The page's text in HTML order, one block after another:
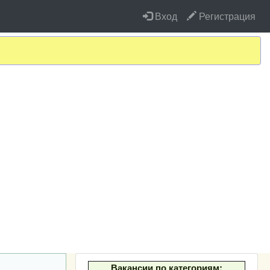
Вход Регистрация